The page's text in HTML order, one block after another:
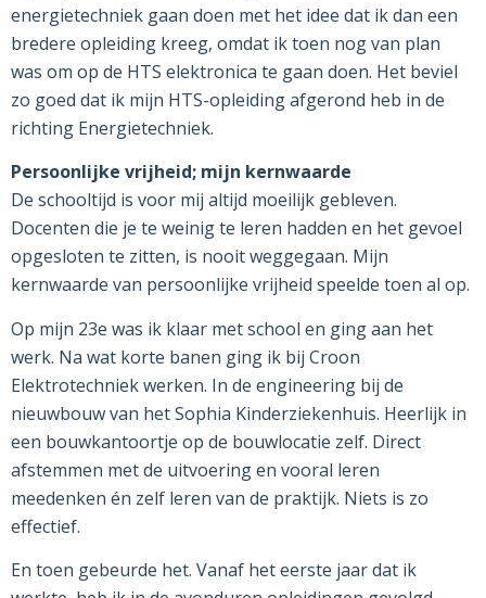
energietechniek gaan doen met het idee dat ik dan een
bredere opleiding kreeg, omdat ik toen nog van plan
was om op de HTS elektronica te gaan doen. Het beviel
zo goed dat ik mijn HTS-opleiding afgerond heb in de
richting Energietechniek.
Persoonlijke vrijheid; mijn kernwaarde
De schooltijd is voor mij altijd moeilijk gebleven.
Docenten die je te weinig te leren hadden en het gevoel
opgesloten te zitten, is nooit weggegaan. Mijn
kernwaarde van persoonlijke vrijheid speelde toen al op.
Op mijn 23e was ik klaar met school en ging aan het
werk. Na wat korte banen ging ik bij Croon
Elektrotechniek werken. In de engineering bij de
nieuwbouw van het Sophia Kinderziekenhuis. Heerlijk in
een bouwkantoortje op de bouwlocatie zelf. Direct
afstemmen met de uitvoering en vooral leren
meedenken én zelf leren van de praktijk. Niets is zo
effectief.
En toen gebeurde het. Vanaf het eerste jaar dat ik